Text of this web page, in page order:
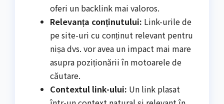
oferi un backlink mai valoros.
Relevanța conținutului: Link-urile de
pe site-uri cu conținut relevant pentru
nișa dvs. vor avea un impact mai mare
asupra poziționării în motoarele de
căutare.
Contextul link-ului: Un link plasat